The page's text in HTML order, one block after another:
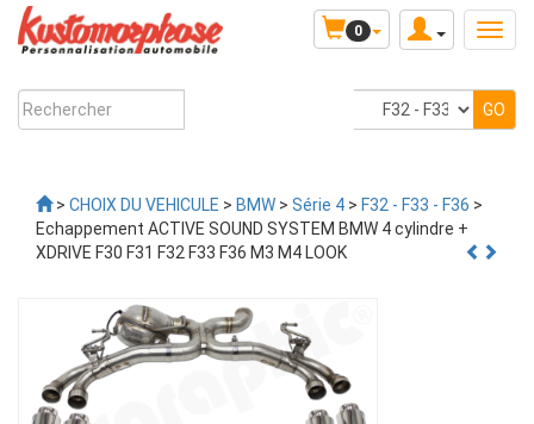
0
> CHOIX DU VEHICULE > BMW > Série 4 > F32 - F33 - F36 >
Echappement ACTIVE SOUND SYSTEM BMW 4 cylindre +
XDRIVE F30 F31 F32 F33 F36 M3 M4 LOOK